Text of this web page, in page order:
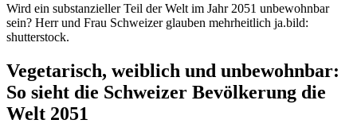
Wird ein substanzieller Teil der Welt im Jahr 2051 unbewohnbar
sein? Herr und Frau Schweizer glauben mehrheitlich ja.bild:
shutterstock.
Vegetarisch, weiblich und unbewohnbar:
So sieht die Schweizer Bevölkerung die
Welt 2051